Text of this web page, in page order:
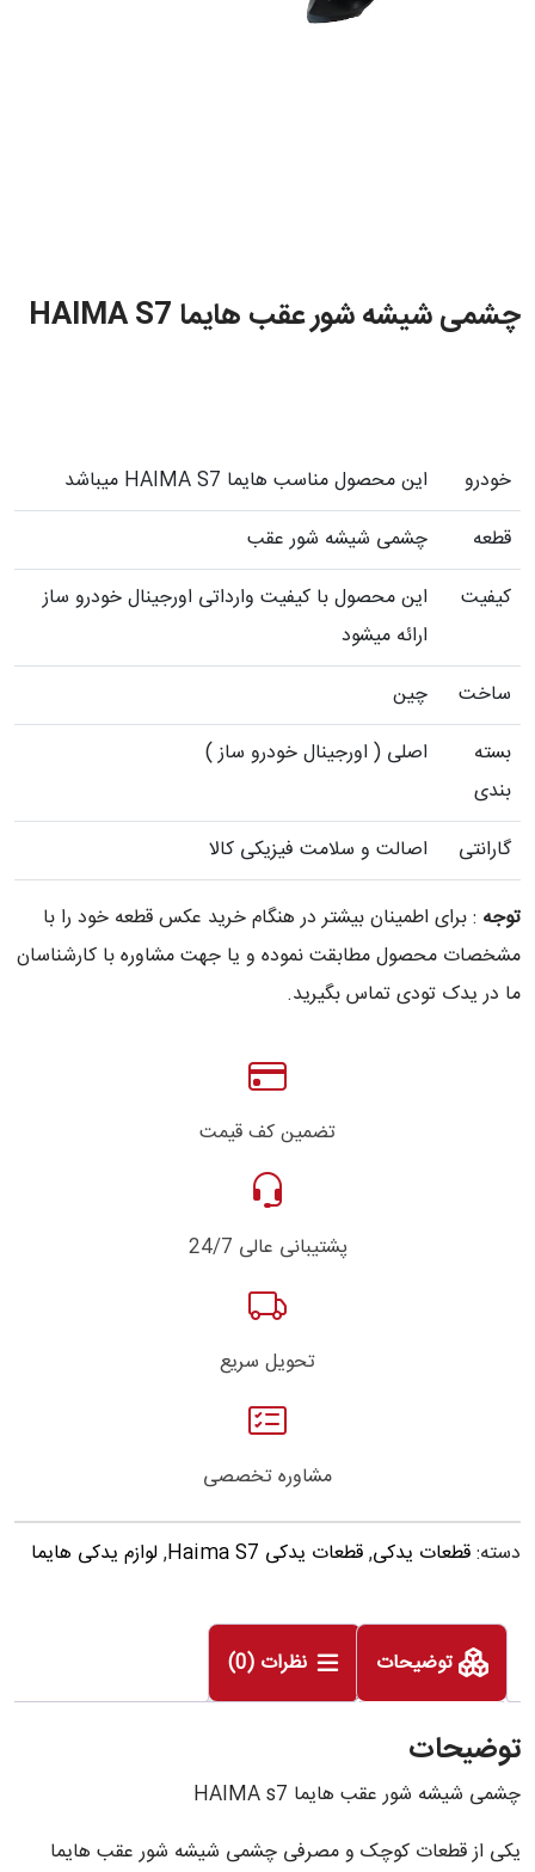
چشمی شیشه شور عقب هایما HAIMA S7
خودرو
این محصول مناسب هایما HAIMA S7 میباشد
قطعه
چشمی شیشه شور عقب
کیفیت
این محصول با کیفیت وارداتی اورجینال خودرو ساز
ارائه میشود
ساخت
چین
بسته
بندی
اصلی ( اورجینال خودرو ساز )
گارانتی اصالت و سلامت فیزیکی کالا
توجه : برای اطمینان بیشتر در هنگام خرید عکس قطعه خود را با
مشخصات محصول مطابقت نموده و یا جهت مشاوره با کارشناسان
ما در یدک تودی تماس بگیرید.
تضمین کف قیمت
پشتیبانی عالی 24/7
تحویل سریع
مشاوره تخصصی
دسته:قطعات یدکی,قطعات یدکی Haima S7 ,لوازم یدکی هایما
توضیحات نظرات (0)
توضیحات
چشمی شیشه شور عقب هایما HAIMA s7
یکی از قطعات کوچک و مصرفی چشمی شیشه شور عقب هایما